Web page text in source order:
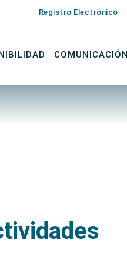
Registro Electrónico
COMUNICACIÓN